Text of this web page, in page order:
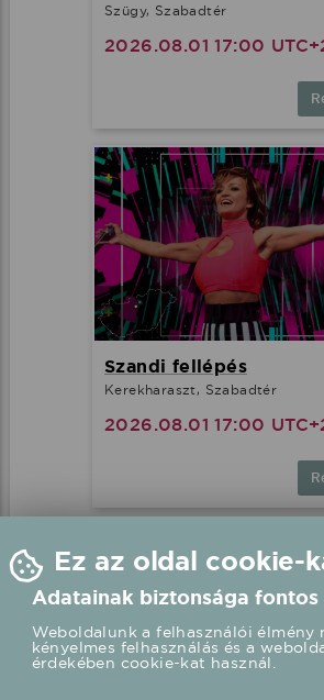
Szügy, Szabadtér
2026.08.01 17:00
Szandi fellépés
Kerekharaszt, Szabadtér
2026.08.01 17:00
Ez az oldal cookie-
Adatainak biztonsága fontos
Weboldalunk a felhasználói élmény
kényelmes felhasználás és a
érdekében cookie-kat használ.